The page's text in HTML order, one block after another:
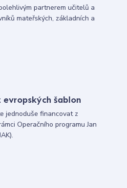
partnerem učitelů a
mateřských, základních a
evropských šablon
jednoduše financovat z
Operačního programu Jan